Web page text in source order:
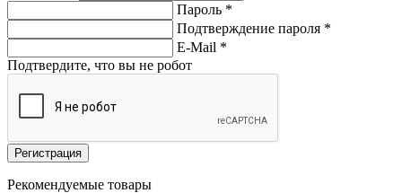
Пароль *
Подтверждение пароля *
E-Mail *
Подтвердите, что вы не робот
Регистрация
Рекомендуемые товары